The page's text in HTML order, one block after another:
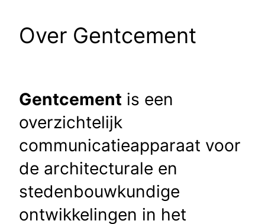
Over Gentcement
Gentcement is een
overzichtelijk
communicatieapparaat voor
de architecturale en
stedenbouwkundige
ontwikkelingen in het